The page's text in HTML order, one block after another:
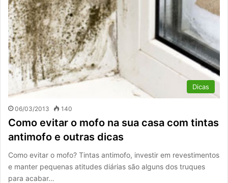
Dicas
06/03/2013 140
Como evitar o mofo na sua casa com tintas
antimofo e outras dicas
Como evitar o mofo? Tintas antimofo, investir em revestimentos
e manter pequenas atitudes diárias são alguns dos truques
para acabar…